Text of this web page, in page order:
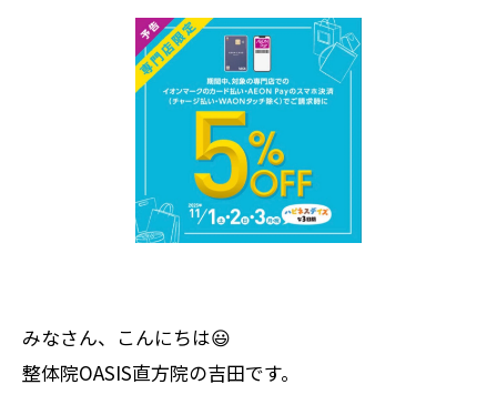
みなさん、こんにちは😃
整体院OASIS直方院の吉田です。